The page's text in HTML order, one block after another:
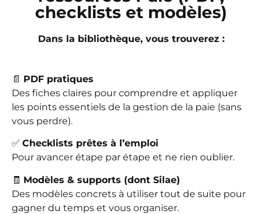
checklists et modèles)
Dans la bibliothèque, vous trouverez :
📄 PDF pratiques
Des fiches claires pour comprendre et appliquer
les points essentiels de la gestion de la paie (sans
vous perdre).
✅ Checklists prêtes à l’emploi
Pour avancer étape par étape et ne rien oublier.
🧾 Modèles & supports (dont Silae)
Des modèles concrets à utiliser tout de suite pour
gagner du temps et vous organiser.